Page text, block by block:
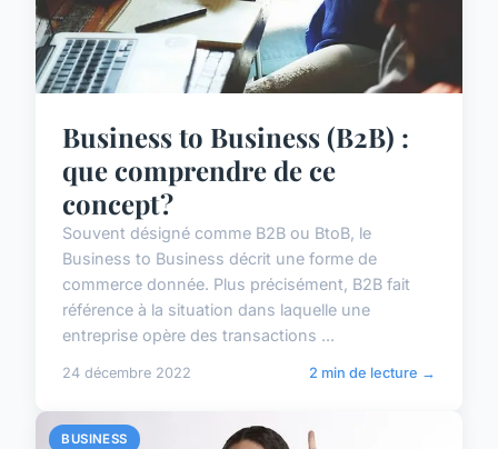
Business to Business (B2B) :
que comprendre de ce
concept ?
Souvent désigné comme B2B ou BtoB, le
Business to Business décrit une forme de
commerce donnée. Plus précisément, B2B fait
référence à la situation dans laquelle une
entreprise opère des transactions ...
24 décembre 2022 2 min de lecture →
BUSINESS